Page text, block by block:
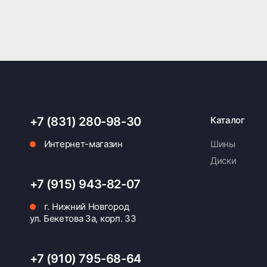
+7 (831) 280-98-30
Интернет-магазин
+7 (915) 943-82-07
г. Нижний Новгород
ул. Бекетова 3а, корп. 33
+7 (910) 795-68-64
Каталог
Шины
Диски